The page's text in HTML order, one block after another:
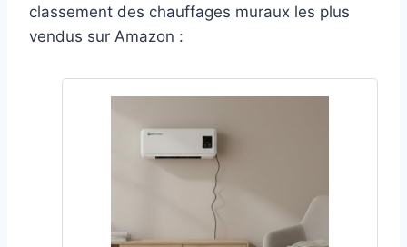
classement des chauffages muraux les plus
vendus sur Amazon :